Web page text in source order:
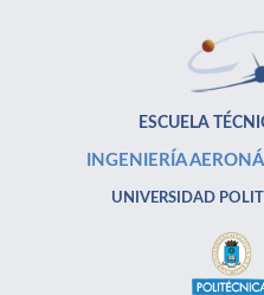
ESCUELA
INGENIERÍA
UNIVERSIDAD